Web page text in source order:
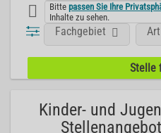
Bittepassen Sie Ihre
Inhalte zu sehen.
Fachgebiet
Kinder- und